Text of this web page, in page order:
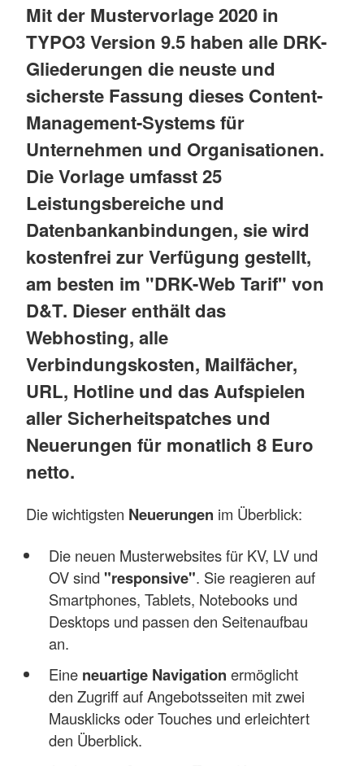
Mit der Mustervorlage 2020 in
TYPO3 Version 9.5 haben alle DRK-
Gliederungen die neuste und
sicherste Fassung dieses Content-
Management-Systems für
Unternehmen und Organisationen.
Die Vorlage umfasst 25
Leistungsbereiche und
Datenbankanbindungen, sie wird
kostenfrei zur Verfügung gestellt,
am besten im "DRK-Web Tarif" von
D&T. Dieser enthält das
Webhosting, alle
Verbindungskosten, Mailfächer,
URL, Hotline und das Aufspielen
aller Sicherheitspatches und
Neuerungen für monatlich 8 Euro
netto.
Die wichtigsten Neuerungen im Überblick:
Die neuen Musterwebsites für KV, LV und
OV sind "responsive". Sie reagieren auf
Smartphones, Tablets, Notebooks und
Desktops und passen den Seitenaufbau
an.
Eine neuartige Navigation ermöglicht
den Zugriff auf Angebotsseiten mit zwei
Mausklicks oder Touches und erleichtert
den Überblick.